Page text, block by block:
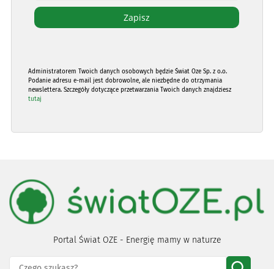
Administratorem Twoich danych osobowych będzie Świat Oze Sp. z o.o.
Podanie adresu e-mail jest dobrowolne, ale niezbędne do otrzymania
newslettera. Szczegóły dotyczące przetwarzania Twoich danych znajdziesz
tutaj
Portal Świat OZE - Energię mamy w naturze